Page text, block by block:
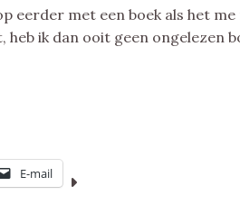
eerder met een boek als het
ik dan ooit geen ongelezen
E-mail